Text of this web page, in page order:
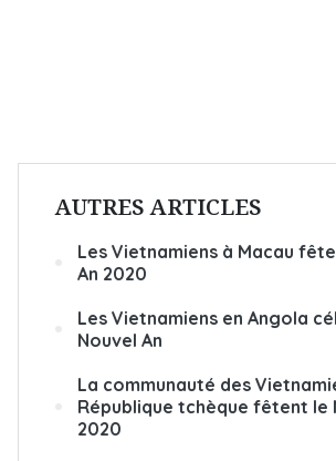
AUTRES ARTICLES
Les Vietnamiens à Macau
An 2020
Les Vietnamiens en Angola
Nouvel An
La communauté des
République tchèque fêtent le
2020